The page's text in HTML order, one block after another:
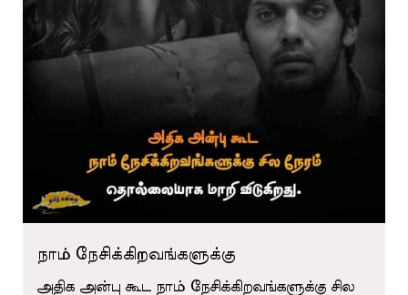
நாம் நேசிக்கிறவங்களுக்கு
அதிக அன்பு கூட நாம் நேசிக்கிறவங்களுக்கு சில